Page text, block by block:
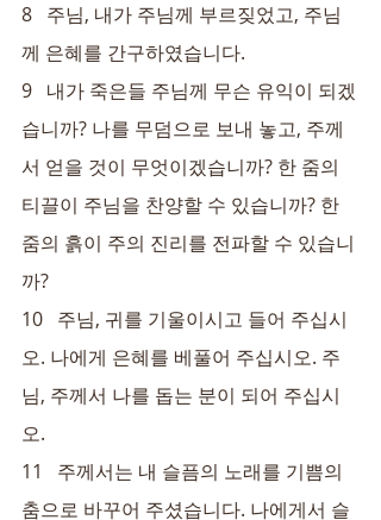
8   주님, 내가 주님께 부르짖었고, 주님
께 은혜를 간구하였습니다.
9   내가 죽은들 주님께 무슨 유익이 되겠
습니까? 나를 무덤으로 보내 놓고, 주께
서 얻을 것이 무엇이겠습니까? 한 줌의
티끌이 주님을 찬양할 수 있습니까? 한
줌의 흙이 주의 진리를 전파할 수 있습니
까?
10   주님, 귀를 기울이시고 들어 주십시
오. 나에게 은혜를 베풀어 주십시오. 주
님, 주께서 나를 돕는 분이 되어 주십시
오.
11   주께서는 내 슬픔의 노래를 기쁨의
춤으로 바꾸어 주셨습니다. 나에게서 슬